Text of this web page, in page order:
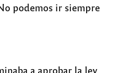
podemos ir siempre
a aprobar la ley